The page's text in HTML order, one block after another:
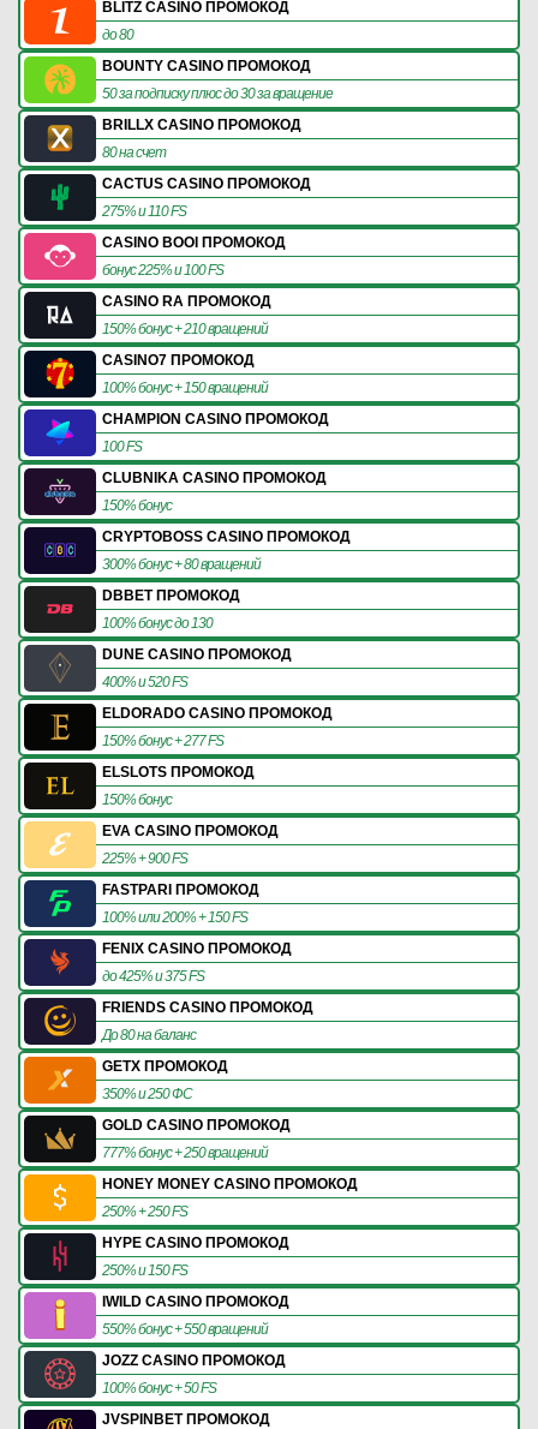
BLITZ CASINO ПРОМОКОД
до 80
BOUNTY CASINO ПРОМОКОД
50 за подписку плюс до 30 за вращение
BRILLX CASINO ПРОМОКОД
80 на счет
CACTUS CASINO ПРОМОКОД
275% и 110 FS
CASINO BOOI ПРОМОКОД
бонус 225% и 100 FS
CASINO RA ПРОМОКОД
150% бонус + 210 вращений
CASINO7 ПРОМОКОД
100% бонус + 150 вращений
CHAMPION CASINO ПРОМОКОД
100 FS
CLUBNIKA CASINO ПРОМОКОД
150% бонус
CRYPTOBOSS CASINO ПРОМОКОД
300% бонус + 80 вращений
DBBET ПРОМОКОД
100% бонус до 130
DUNE CASINO ПРОМОКОД
400% и 520 FS
ELDORADO CASINO ПРОМОКОД
150% бонус + 277 FS
ELSLOTS ПРОМОКОД
150% бонус
EVA CASINO ПРОМОКОД
225% + 900 FS
FASTPARI ПРОМОКОД
100% или 200% + 150 FS
FENIX CASINO ПРОМОКОД
до 425% и 375 FS
FRIENDS CASINO ПРОМОКОД
До 80 на баланс
GETX ПРОМОКОД
350% и 250 ФС
GOLD CASINO ПРОМОКОД
777% бонус + 250 вращений
HONEY MONEY CASINO ПРОМОКОД
250% + 250 FS
HYPE CASINO ПРОМОКОД
250% и 150 FS
IWILD CASINO ПРОМОКОД
550% бонус + 550 вращений
JOZZ CASINO ПРОМОКОД
100% бонус + 50 FS
JVSPINBET ПРОМОКОД